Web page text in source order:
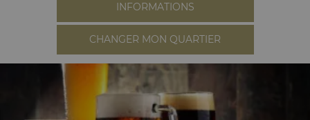
INFORMATIONS
CHANGER MON QUARTIER